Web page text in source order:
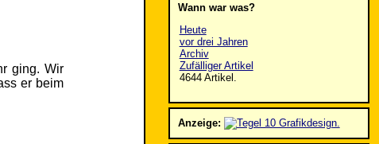
ging. Wir
er beim
Wann war was?
Heute
vor drei Jahren
Archiv
Zufälliger Artikel
4644 Artikel.
Anzeige: